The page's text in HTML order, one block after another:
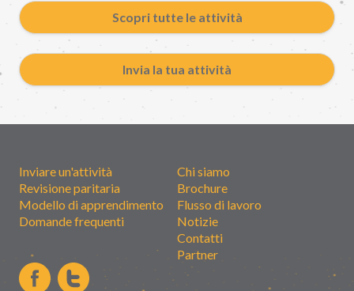
Scopri tutte le attività
Invia la tua attività
Inviare un'attività
Revisione paritaria
Modello di apprendimento
Domande frequenti
Chi siamo
Brochure
Flusso di lavoro
Notizie
Contatti
Partner